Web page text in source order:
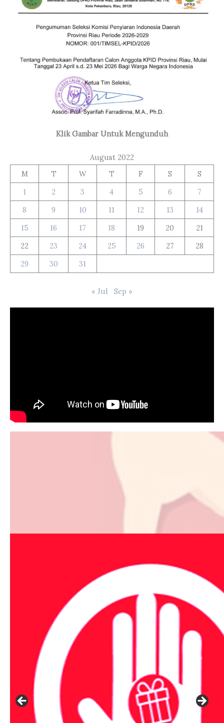
Klik Gambar Untuk Mengunduh
August 2022
M
T W T F S
S
1
2 3 4 5 6
7
8
9 10 11 12 13
14
15
16 17 18 19 20
21
22
23 24 25 26 27
28
29
30 31
« Jul Sep »